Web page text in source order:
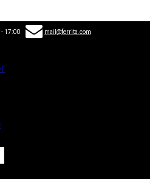
- 17:00 mail@ferrita.com